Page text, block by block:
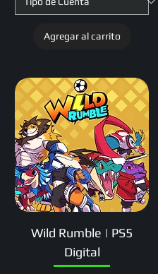
Agregar al carrito
Wild Rumble | PS5
Digital